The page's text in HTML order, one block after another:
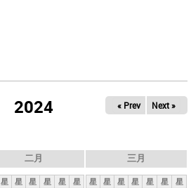
2024 « Prev Next »
二月
星 星 星 星 星 星
三月
星 星 星 星 星 星 星